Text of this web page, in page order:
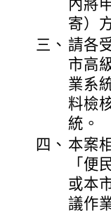
內將
寄）
三、 請各
市高
業系
料檢
統。
四、 本案
「便
或本
議作